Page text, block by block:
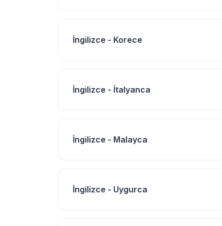
İngilizce - Korece
İngilizce - İtalyanca
İngilizce - Malayca
İngilizce - Uygurca